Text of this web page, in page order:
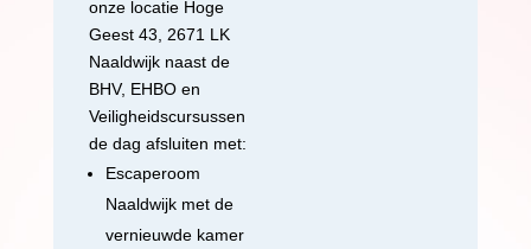
onze locatie Hoge
Geest 43, 2671 LK
Naaldwijk naast de
BHV, EHBO en
Veiligheidscursussen
de dag afsluiten met:
Escaperoom
Naaldwijk met de
vernieuwde kamer